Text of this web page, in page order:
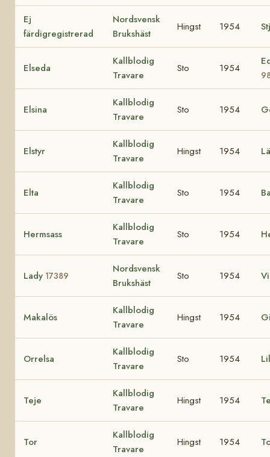
Ej
färdigregistrerad
Nordsvensk
Brukshäst
Hingst 1954
Elseda
Kallblodig
Travare
Sto 1954
Elsina
Kallblodig
Travare
Sto 1954
Elstyr
Kallblodig
Travare
Hingst 1954
Elta
Kallblodig
Travare
Sto 1954
Hermsass
Kallblodig
Travare
Sto 1954
Lady 17389
Nordsvensk
Brukshäst
Sto 1954
Makalös
Kallblodig
Travare
Hingst 1954
Orrelsa
Kallblodig
Travare
Sto 1954
Teje
Kallblodig
Travare
Hingst 1954
Tor
Kallblodig
Travare
Hingst 1954